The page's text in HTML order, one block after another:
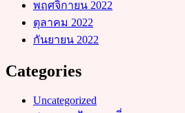
พฤศจิกายน 2022
ตุลาคม 2022
กันยายน 2022
Categories
Uncategorized